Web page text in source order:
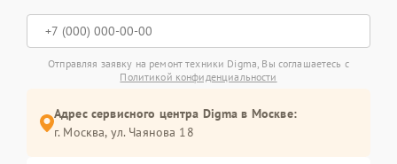
Отправляя заявку на ремонт техники Digma, Вы соглашаетесь с
Политикой конфиденциальности
Адрес сервисного центра Digma в Москве:
г. Москва, ул. Чаянова 18